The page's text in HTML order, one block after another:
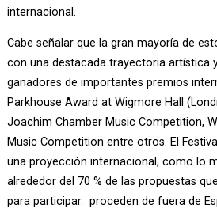
internacional.
Cabe señalar que la gran mayoría de
con una destacada trayectoria artística
ganadores de importantes premios
Parkhouse Award at Wigmore Hall
Joachim Chamber Music Competition,
Music Competition entre otros. El
una proyección internacional, como lo
alrededor del 70 % de las propuestas
para participar. proceden de fuera de